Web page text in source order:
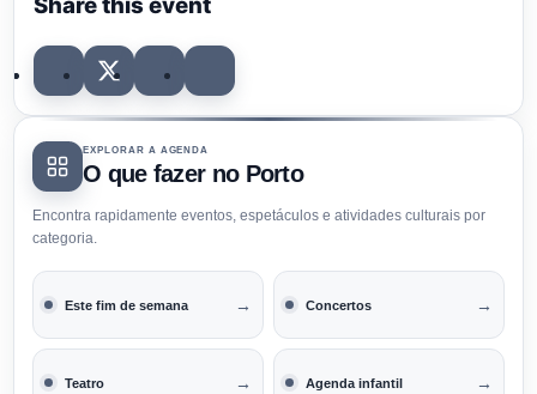
Share this event
EXPLORAR A AGENDA
O que fazer no Porto
Encontra rapidamente eventos, espetáculos e atividades culturais por
categoria.
Este fim de semana → Concertos →
Teatro → Agenda infantil →